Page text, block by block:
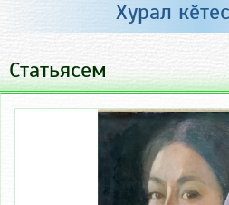
Хурал
Статьясем